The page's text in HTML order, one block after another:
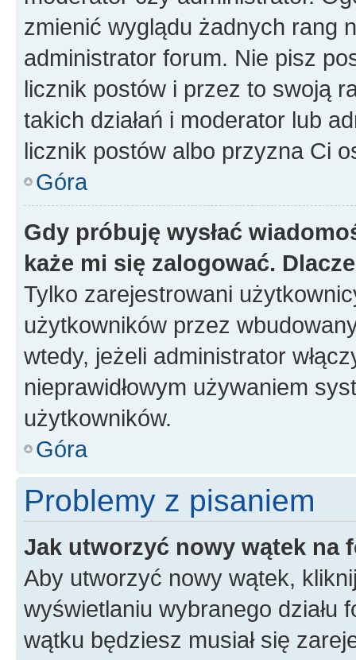
zmienić wyglądu żadnych rang
administrator forum. Nie pisz
licznik postów i przez to swoją
takich działań i moderator lub
licznik postów albo przyzna Ci
Góra
Gdy próbuję wysłać
każe mi się zalogować.
Tylko zarejestrowani
użytkowników przez
wtedy, jeżeli administrator
nieprawidłowym używaniem
użytkowników.
Góra
Problemy z pisaniem
Jak utworzyć nowy wątek na
Aby utworzyć nowy wątek,
wyświetlaniu wybranego działu
wątku będziesz musiał się